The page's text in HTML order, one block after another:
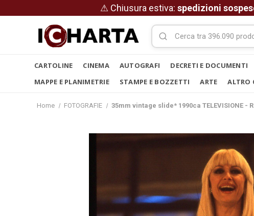
⚠ Chiusura estiva: spedizioni
CARTOLINE CINEMA AUTOGRAFI DECRETI E DOCUMENTI
MAPPE E PLANIMETRIE
STAMPE E BOZZETTI ARTE ALTRO
Home FOTOGRAFIE 35mm vintage slide* 1990ca TELEVISIONE